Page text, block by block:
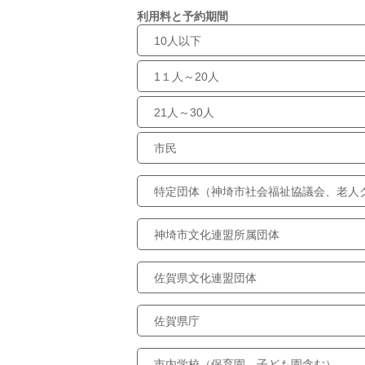
利用料と予約期間
10人以下
1１人～20人
21人～30人
市民
特定団体（神埼市社会福祉協議会、老人
神埼市文化連盟所属団体
佐賀県文化連盟団体
佐賀県庁